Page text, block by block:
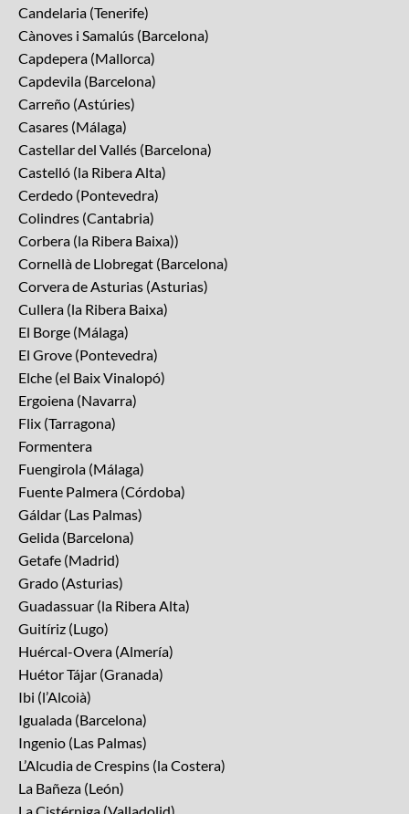
Candelaria (Tenerife)
Cànoves i Samalús (Barcelona)
Capdepera (Mallorca)
Capdevila (Barcelona)
Carreño (Astúries)
Casares (Málaga)
Castellar del Vallés (Barcelona)
Castelló (la Ribera Alta)
Cerdedo (Pontevedra)
Colindres (Cantabria)
Corbera (la Ribera Baixa))
Cornellà de Llobregat (Barcelona)
Corvera de Asturias (Asturias)
Cullera (la Ribera Baixa)
El Borge (Málaga)
El Grove (Pontevedra)
Elche (el Baix Vinalopó)
Ergoiena (Navarra)
Flix (Tarragona)
Formentera
Fuengirola (Málaga)
Fuente Palmera (Córdoba)
Gáldar (Las Palmas)
Gelida (Barcelona)
Getafe (Madrid)
Grado (Asturias)
Guadassuar (la Ribera Alta)
Guitíriz (Lugo)
Huércal-Overa (Almería)
Huétor Tájar (Granada)
Ibi (l’Alcoià)
Igualada (Barcelona)
Ingenio (Las Palmas)
L’Alcudia de Crespins (la Costera)
La Bañeza (León)